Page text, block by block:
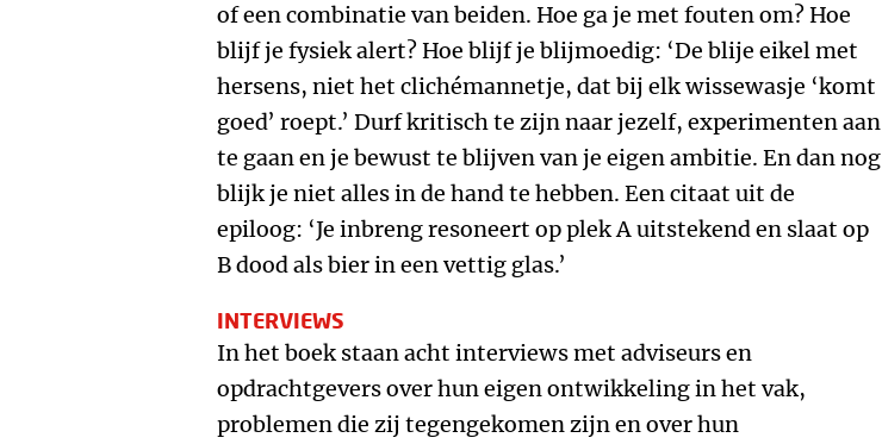
of een combinatie van beiden. Hoe ga je met fouten om? Hoe
blijf je fysiek alert? Hoe blijf je blijmoedig: ‘De blije eikel met
hersens, niet het clichémannetje, dat bij elk wissewasje ‘komt
goed’ roept.’ Durf kritisch te zijn naar jezelf, experimenten aan
te gaan en je bewust te blijven van je eigen ambitie. En dan nog
blijk je niet alles in de hand te hebben. Een citaat uit de
epiloog: ‘Je inbreng resoneert op plek A uitstekend en slaat op
B dood als bier in een vettig glas.’
INTERVIEWS
In het boek staan acht interviews met adviseurs en
opdrachtgevers over hun eigen ontwikkeling in het vak,
problemen die zij tegengekomen zijn en over hun